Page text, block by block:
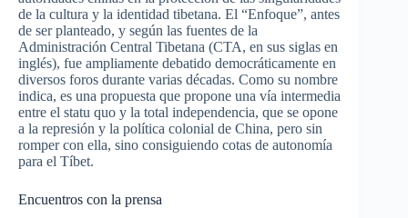
de la cultura y la identidad tibetana. El “Enfoque”, antes
de ser planteado, y según las fuentes de la
Administración Central Tibetana (CTA, en sus siglas en
inglés), fue ampliamente debatido democráticamente en
diversos foros durante varias décadas. Como su nombre
indica, es una propuesta que propone una vía intermedia
entre el statu quo y la total independencia, que se opone
a la represión y la política colonial de China, pero sin
romper con ella, sino consiguiendo cotas de autonomía
para el Tíbet.
Encuentros con la prensa